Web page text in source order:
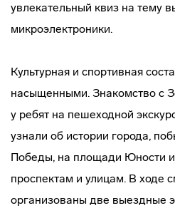
увлекательный квиз на тему
микроэлектроники.
Культурная и спортивная
насыщенными. Знакомство с
у ребят на пешеходной
узнали об истории города,
Победы, на площади Юности и
проспектам и улицам. В ходе
организованы две выездные